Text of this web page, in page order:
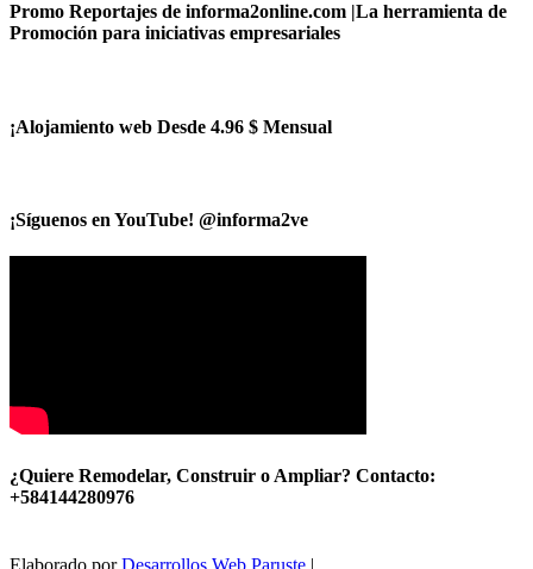
Promo Reportajes de informa2online.com |La herramienta de
Promoción para iniciativas empresariales
¡Alojamiento web Desde 4.96 $ Mensual
¡Síguenos en YouTube! @informa2ve
¿Quiere Remodelar, Construir o Ampliar? Contacto:
+584144280976
Elaborado porDesarrollos Web Paruste |